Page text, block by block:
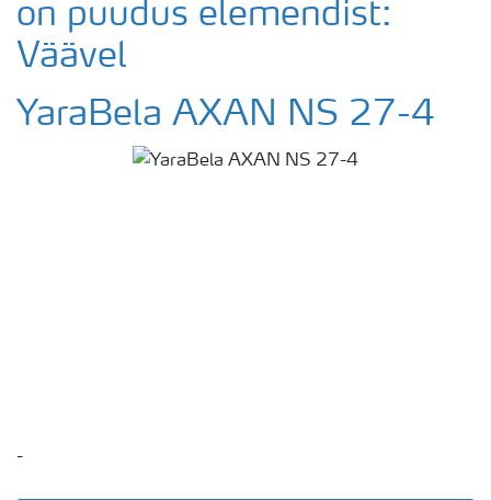
on puudus elemendist:
Väävel
YaraBela AXAN NS 27-4
-